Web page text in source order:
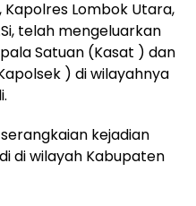
Lombok Utara,
telah mengeluarkan
Satuan (Kasat ) dan
) di wilayahnya
kejadian
di wilayah Kabupaten